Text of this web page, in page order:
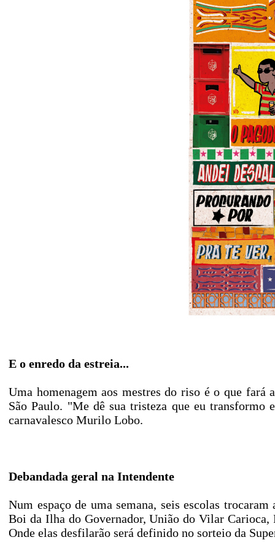
E o enredo da estreia...
Uma homenagem aos mestres do riso é o que
São Paulo. "Me dê sua tristeza que eu
carnavalesco Murilo Lobo.
Debandada geral na Intendente
Num espaço de uma semana, seis escolas
Boi da Ilha do Governador, União do Vilar
Onde elas desfilarão será definido no sorteio da